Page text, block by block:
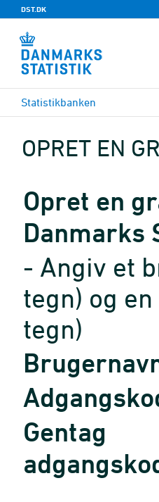
DST.DK
Statistikbanken
OPRET EN
Opret en
Danmarks
- Angiv et
tegn) og
tegn)
Gentag